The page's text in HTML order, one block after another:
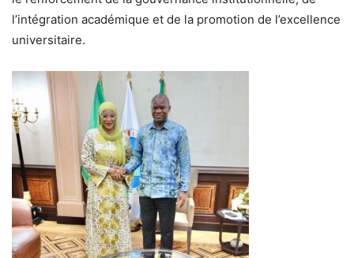
l’intégration académique et de la promotion de l’excellence
universitaire.